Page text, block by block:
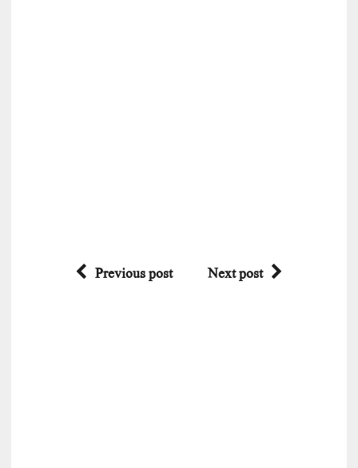
Previous post Next post